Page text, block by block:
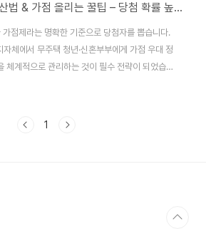
2025년 청약 가점 계산법 & 가점 올리는 꿀팁 – 당첨 확률 높이는 전략
가점제라는 명확한 기준으로 당첨자를 뽑습니다.
체에서 무주택 청년·신혼부부에게 가점 우대 정
체계적으로 관리하는 것이 필수 전략이 되었습니
법을 단계별로 설명하고,가점을 빠르게 올릴 수
경쟁에서 확실히 앞서갈 수 있습니다. 1. 청약
1